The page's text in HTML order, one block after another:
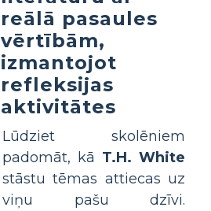
reālā pasaules
vērtībām,
izmantojot
refleksijas
aktivitātes
Lūdziet skolēniem
padomāt, kā T.H. White
stāstu tēmas attiecas uz
viņu pašu dzīvi.